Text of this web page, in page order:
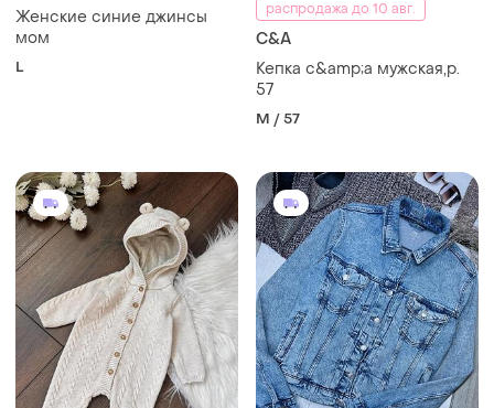
Женские синие джинсы
мом
L
распродажа до 10 авг.
C&A
Кепка c&amp;a мужская,p.
57
M / 57